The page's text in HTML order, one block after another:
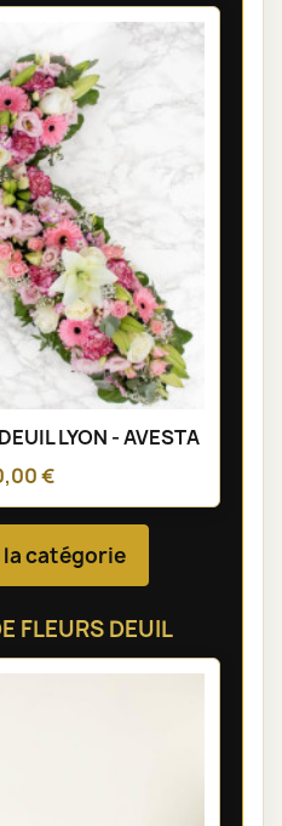
LYON - AVESTA
€
catégorie
FLEURS DEUIL